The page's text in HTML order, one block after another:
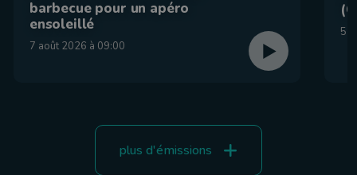
barbecue pour un apéro
ensoleillé
7 août 2026 à 09:00
5
plus d'émissions